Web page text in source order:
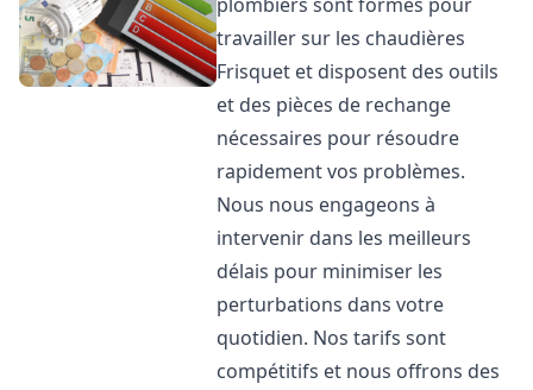
travailler sur les chaudières
Frisquet et disposent des outils
et des pièces de rechange
nécessaires pour résoudre
rapidement vos problèmes.
Nous nous engageons à
intervenir dans les meilleurs
délais pour minimiser les
perturbations dans votre
quotidien. Nos tarifs sont
compétitifs et nous offrons des